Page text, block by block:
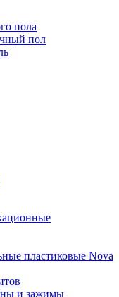
пола
пол
пластиковые Nova
и зажимы